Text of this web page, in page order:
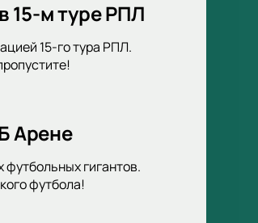
15-м туре РПЛ
15-го тура РПЛ.
Арене
гигантов.
футбола!